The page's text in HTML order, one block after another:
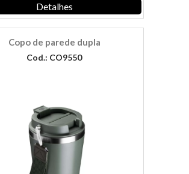
Detalhes
Copo de parede dupla
Cod.: CO9550